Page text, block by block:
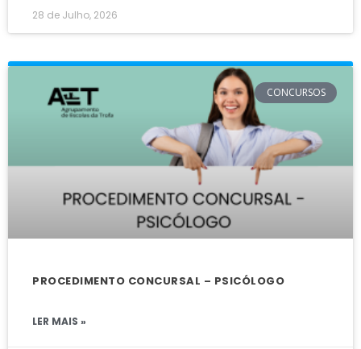
28 de Julho, 2026
CONCURSOS
PROCEDIMENTO CONCURSAL – PSICÓLOGO
LER MAIS »